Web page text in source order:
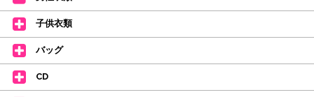
子供衣類
バッグ
CD